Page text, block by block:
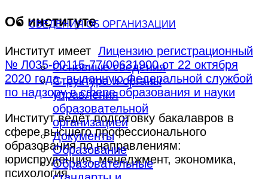
СВЕДЕНИЯ ОБ ОРГАНИЗАЦИИ
Основные сведения
Структура и органы
управления
образовательной
организацией
Документы
Образование
Образовательные
Об институте
Институт имеет Лицензию регистрационный
№ Л035-00115-77/00631900 от 22 октября
2020 года, выданную Федеральной службой
по надзору в сфере образования и науки
Институт ведёт подготовку бакалавров в
сфере высшего профессионального
образования по направлениям:
юриспруденция, менеджмент, экономика,
психология.